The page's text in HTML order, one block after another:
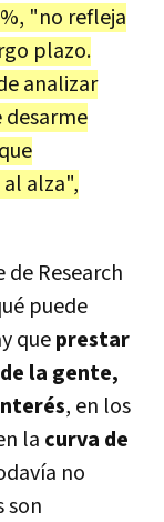
"no refleja
plazo.
analizar
desarme
alza",
de Research
puede
queprestar
la gente,
, en los
la curva de
no
son